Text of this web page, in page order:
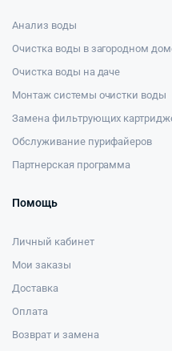
Анализ воды
Очистка воды в загородном
Очистка воды на даче
Монтаж системы очистки воды
Замена фильтрующих
Обслуживание пурифайеров
Партнерская программа
Помощь
Личный кабинет
Мои заказы
Доставка
Оплата
Возврат и замена